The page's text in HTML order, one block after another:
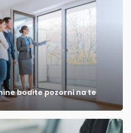
bodite pozorni na te